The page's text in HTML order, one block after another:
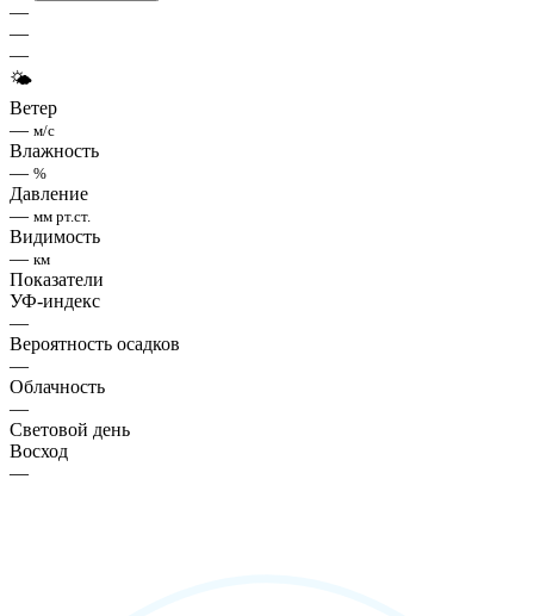
—
—
—
🌤
Ветер
— м/с
Влажность
— %
Давление
— мм рт.ст.
Видимость
— км
Показатели
УФ-индекс
—
Вероятность осадков
—
Облачность
—
Световой день
Восход
—